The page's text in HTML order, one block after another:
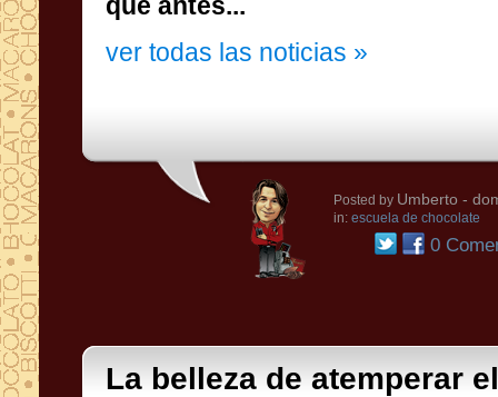
ver todas las noticias »
Posted by Umberto -
in: escuela de chocolate
0
La belleza de atemperar